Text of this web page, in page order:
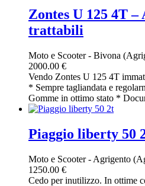
Zontes U 125 4T –
trattabili
Moto e Scooter- Bivona
2000.00 €
Vendo Zontes U 125 4T
* Sempre tagliandata e
Gomme in ottimo stato *
Piaggio liberty 50
Moto e Scooter- Agrigento
1250.00 €
Cedo per inutilizzo. In ottime